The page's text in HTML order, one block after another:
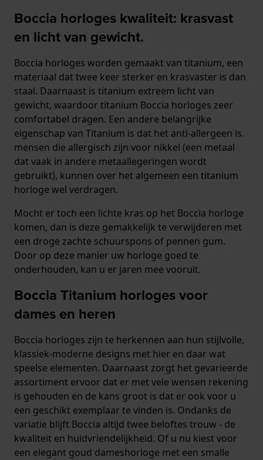
Boccia horloges kwaliteit: krasvast
en licht van gewicht.
Boccia horloges worden gemaakt van titanium, een
materiaal dat twee keer sterker en krasvaster is dan
staal. Daarnaast is titanium extreem licht van
gewicht, waardoor titanium Boccia horloges zeer
comfortabel dragen. Een andere belangrijke
eigenschap van Titanium is dat het anti-allergeen is.
mensen die allergisch zijn voor nikkel (een metaal
dat vaak in andere metaallegeringen wordt
gebruikt), kunnen over het algemeen een titanium
horloge wel verdragen.
Mocht er toch een lichte kras op het Boccia horloge
komen, dan is deze gemakkelijk te verwijderen met
een droge zachte schuurspons of pennen gum.
Door op deze manier uw horloge goed te
onderhouden, kan u er jaren mee vooruit.
Boccia Titanium horloges voor
dames en heren
Boccia horloges zijn te herkennen aan hun stijlvolle,
klassiek-moderne designs met hier en daar wat
speelse elementen. Daarnaast zorgt het gevarieerde
assortiment ervoor dat er met vele wensen rekening
is gehouden en de kans groot is dat er ook voor u
een geschikt exemplaar te vinden is. Ondanks de
variatie blijft Boccia altijd twee beloftes trouw - de
kwaliteit en huidvriendelijkheid. Of u nu kiest voor
een elegant goud dameshorloge met een smalle